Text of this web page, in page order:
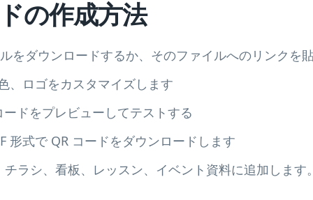
の作成方法
をダウンロードするか、そのファイルへのリンクを貼
、ロゴをカスタマイズします
ドをプレビューしてテストする
形式で QR コードをダウンロードします
ラシ、看板、レッスン、イベント資料に追加します。